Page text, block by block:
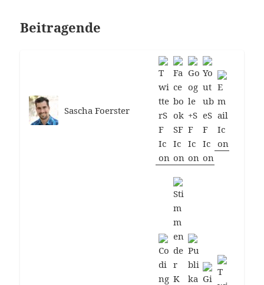
Beitragende
Sascha Foerster